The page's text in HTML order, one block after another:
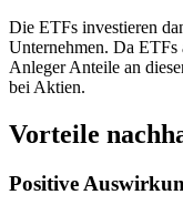
Die ETFs investieren
Unternehmen. Da ETFs
Anleger Anteile an
bei Aktien.
Vorteile
Positive